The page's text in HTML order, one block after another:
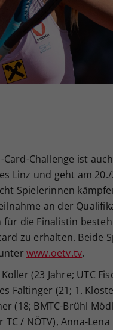
Challenge ist
Linz und geht am 20./
Spielerinnen
an der
die Finalistin
zu erhalten. Beide
www.oetv.tv.
(23 Jahre; UTC
Faltinger (21; 1.
(18; BMTC-Brühl
/ NÖTV), Anna-Lena
Ihrer
Webseiten-